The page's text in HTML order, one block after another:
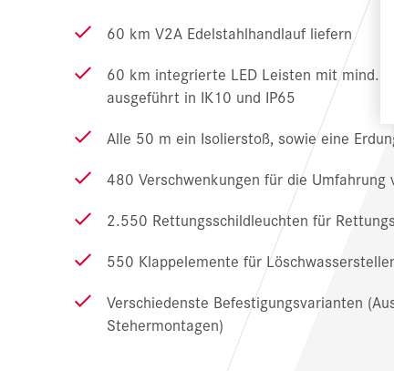
60 km V2A Edelstahlhandlauf liefern
60 km integrierte LED Leisten mit mind.
ausgeführt in IK10 und IP65
Alle 50 m ein Isolierstoß, sowie eine
480 Verschwenkungen für die
2.550 Rettungsschildleuchten für
550 Klappelemente für
Verschiedenste Befestigungsvarianten
Stehermontagen)